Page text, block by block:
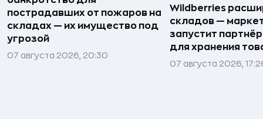
пострадавших от пожаров на
складах — их имущество под
угрозой
07 августа 2026, 20:30
Wildberries
складов —
запустит
для хранения
07 августа 2026,